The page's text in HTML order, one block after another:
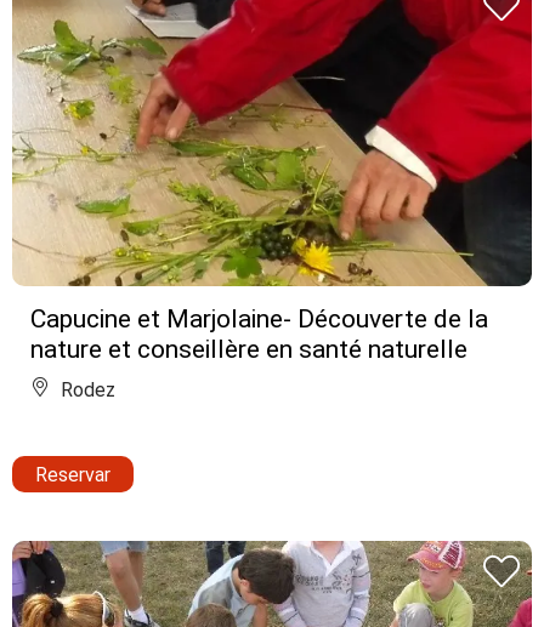
Capucine et Marjolaine- Découverte de la
nature et conseillère en santé naturelle
Rodez
Reservar